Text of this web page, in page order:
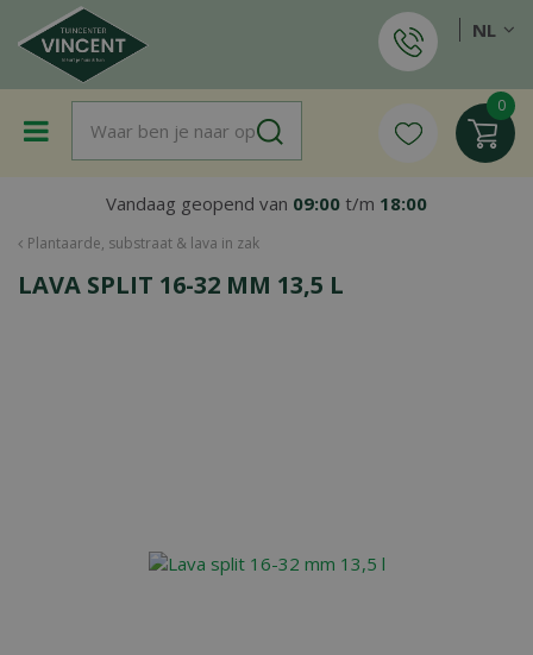
a
Plantaarde, substraat & lava in zak
Vandaag geopend van 09:00 t/m 18:00
NL
LAVA SPLIT 16-32 MM 13,5 L